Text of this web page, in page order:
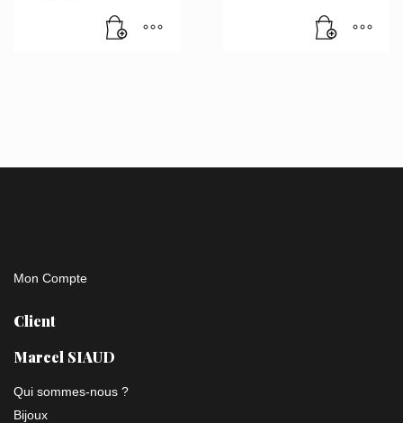
Mon Compte
Client
Marcel SIAUD
Qui sommes-nous ?
Bijoux